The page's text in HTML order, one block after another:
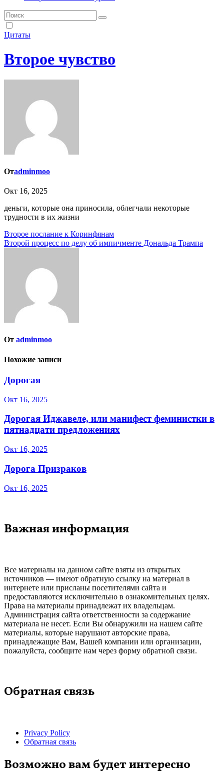
Цитаты
Второе чувство
Отadminmoo
Окт 16, 2025
деньги, которые она приносила, облегчали некоторые
трудности в их жизни
Навигация
по
Второе послание к Коринфянам
Второй процесс по делу об импичменте Дональда Трампа
От adminmoo
Похожие записи
Дорогая
Окт 16, 2025
Дорогая Иджавеле, или манифест феминистки в
пятнадцати предложениях
Окт 16, 2025
Дорога Призраков
Окт 16, 2025
Важная информация
Все материалы на данном сайте взяты из открытых
источников — имеют обратную ссылку на материал в
интернете или присланы посетителями сайта и
предоставляются исключительно в ознакомительных целях.
Права на материалы принадлежат их владельцам.
Администрация сайта ответственности за содержание
материала не несет. Если Вы обнаружили на нашем сайте
материалы, которые нарушают авторские права,
принадлежащие Вам, Вашей компании или организации,
пожалуйста, сообщите нам через форму обратной связи.
Обратная связь
Privacy Policy
Обратная связь
Возможно вам будет интересно